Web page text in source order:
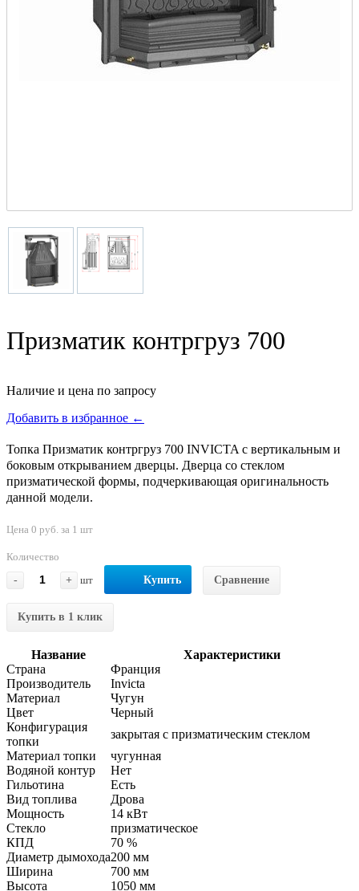
Призматик контргруз 700
Наличие и цена по запросу
Добавить в избранное ←
Топка Призматик контргруз 700 INVICTA с вертикальным и
боковым открыванием дверцы. Дверца со стеклом
призматической формы, подчеркивающая оригинальность
данной модели.
Цена 0 руб. за 1 шт
Количество
-
+ шт Купить Сравнение
Купить в 1 клик
Название
Характеристики
Страна
Франция
Производитель
Invicta
Материал
Чугун
Цвет
Черный
Конфигурация
топки
закрытая с призматическим стеклом
Материал топки
чугунная
Водяной контур
Нет
Гильотина
Есть
Вид топлива
Дрова
Мощность
14 кВт
Стекло
призматическое
КПД
70 %
Диаметр дымохода200 мм
Ширина
700 мм
Высота
1050 мм